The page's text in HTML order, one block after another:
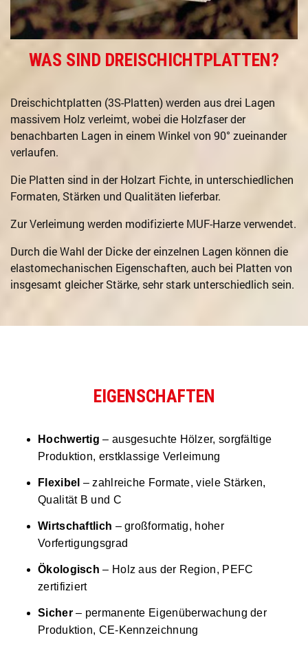
WAS SIND DREISCHICHTPLATTEN?
Dreischichtplatten (3S-Platten) werden aus drei Lagen
massivem Holz verleimt, wobei die Holzfaser der
benachbarten Lagen in einem Winkel von 90° zueinander
verlaufen.
Die Platten sind in der Holzart Fichte, in unterschiedlichen
Formaten, Stärken und Qualitäten lieferbar.
Zur Verleimung werden modifizierte MUF-Harze verwendet.
Durch die Wahl der Dicke der einzelnen Lagen können die
elastomechanischen Eigenschaften, auch bei Platten von
insgesamt gleicher Stärke, sehr stark unterschiedlich sein.
EIGENSCHAFTEN
Hochwertig – ausgesuchte Hölzer, sorgfältige
Produktion, erstklassige Verleimung
Flexibel – zahlreiche Formate, viele Stärken,
Qualität B und C
Wirtschaftlich – großformatig, hoher
Vorfertigungsgrad
Ökologisch – Holz aus der Region, PEFC
zertifiziert
Sicher– permanente Eigenüberwachung der
Produktion, CE-Kennzeichnung